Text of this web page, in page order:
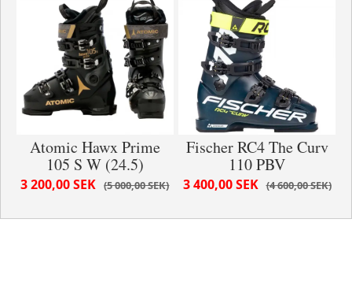
Atomic Hawx Prime
105 S W (24.5)
5 000,00 SEK
3 200,00 SEK
Fischer RC4 The Curv
110 PBV
4 600,00 SEK
3 400,00 SEK